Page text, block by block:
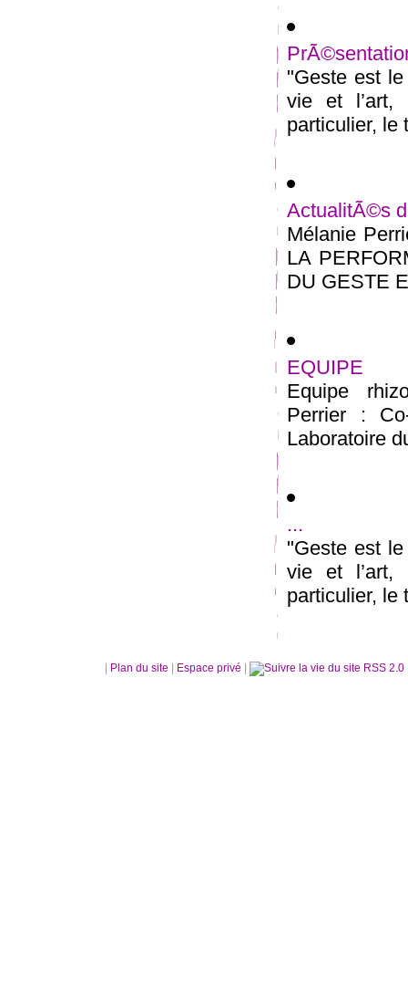
"Geste est
vie et l’art,
particulier, le
ActualitÃ©s
Mélanie
LA
DU GESTE
EQUIPE
Equipe
Perrier :
Laboratoire
...
"Geste est
vie et l’art,
particulier, le
Plan du site Espace privé RSS 2.0